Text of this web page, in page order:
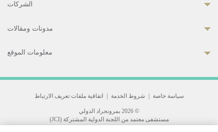
الشركات
مدونات ومقالات
معلومات الموقع
سياسة خاصة شروط الخدمة اتفاقية ملفات تعريف الارتباط
© 2026 بمرونجراد الدولي
مستشفى معتمد من اللجنة الدولية المشتركة (JCI)